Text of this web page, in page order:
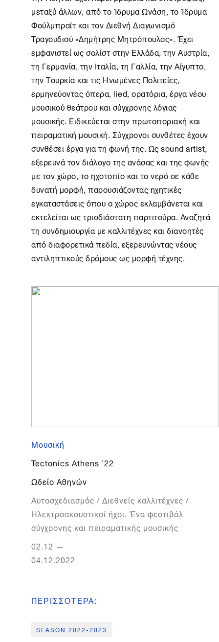
μεταξύ άλλων, από τοΊδρυμα Ωνάση, το Ίδρυμα
Φούλμπραϊτ και τον Διεθνή Διαγωνισμό
Τραγουδιού «Δημήτρης Μητρόπουλος». Έχει
εμφανιστεί ως σολίστ στην Ελλάδα, την Αυστρία,
τη Γερμανία, την Ιταλία, τη Γαλλία, την Αίγυπτο,
την Τουρκία και τις Ηνωμένες Πολιτείες,
ερμηνεύοντας όπερα, lied, ορατόρια, έργα νέου
μουσικού θεάτρου και σύγχρονης λόγιας
μουσικής. Ειδικεύεται στην πρωτοποριακή και
πειραματική μουσική. Σύγχρονοι συνθέτες έχουν
συνθέσει έργα για τη φωνή της. Ως sound artist,
εξερευνά τον διάλογο της ανάσας και της φωνής
με τον χώρο, το ηχοτοπίο και το νερό σε κάθε
δυνατή μορφή, παρουσιάζοντας ηχητικές
εγκαταστάσεις όπου ο χώρος εκλαμβάνεται και
εκτελείται ως τρισδιάστατη παρτιτούρα. Αναζητά
τη συνδημιουργία με καλλιτέχνες και διανοητές
από διαφορετικά πεδία, εξερευνώντας νέους
αντιληπτικούς δρόμους ως μορφή τέχνης.
Μουσική
Tectonics Athens ’22
Ωδείο Αθηνών
Αυτοσχεδιασμός / Διεθνείς καλλιτέχνες /
Ηλεκτροακουστικοί ήχοι. Ένα φεστιβάλ
σύγχρονης και πειραματικής μουσικής
02.12 —
04.12.2022
ΠΕΡΙΣΣΟΤΕΡΑ:
SEASON 2022-2023